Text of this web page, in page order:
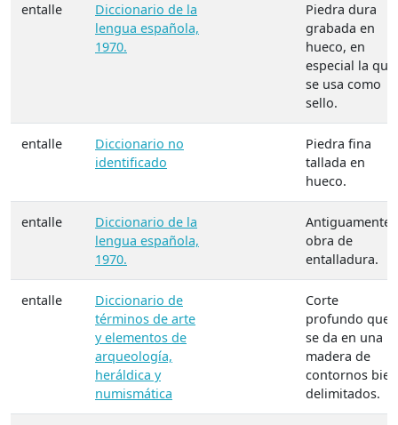
entalle
Diccionario de la
lengua española,
1970.
Piedra dura
grabada en
hueco, en
especial la que
se usa como
sello.
entalle
Diccionario no
identificado
Piedra fina
tallada en
hueco.
entalle
Diccionario de la
lengua española,
1970.
Antiguamente
obra de
entalladura.
entalle
Diccionario de
términos de arte
y elementos de
arqueología,
heráldica y
numismática
Corte
profundo que
se da en una
madera de
contornos bien
delimitados.